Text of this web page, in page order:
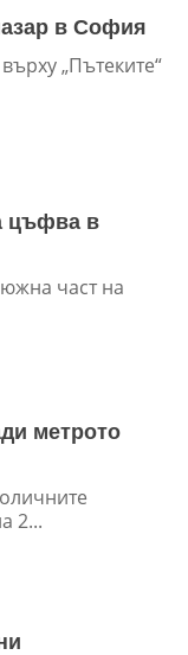
в София
„Пътеките“
цъфва в
част на
метрото
2...